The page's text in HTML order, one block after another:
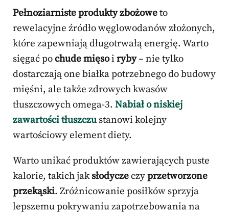
Pełnoziarniste produkty zbożoweto
rewelacyjne źródło węglowodanów złożonych,
które zapewniają długotrwałą energię. Warto
sięgać pochude mięsoi ryby– nie tylko
dostarczają one białka potrzebnego do budowy
mięśni, ale także zdrowych kwasów
tłuszczowych omega-3. Nabiał o niskiej
zawartości tłuszczustanowi kolejny
wartościowy element diety.
Warto unikać produktów zawierających puste
kalorie, takich jaksłodyczeczyprzetworzone
przekąski. Zróżnicowanie posiłków sprzyja
lepszemu pokrywaniu zapotrzebowania na